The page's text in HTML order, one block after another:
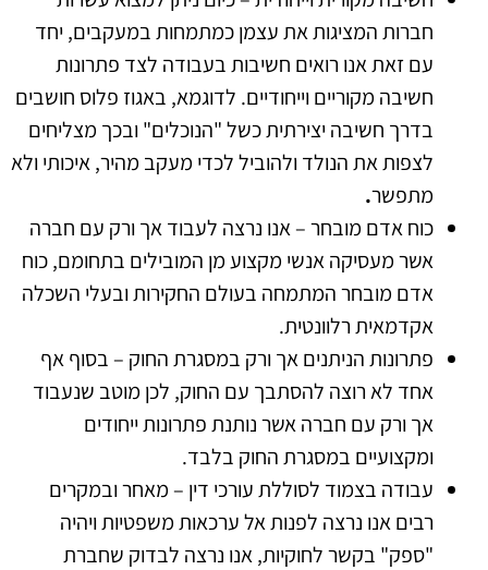
חברות המציגות את עצמן כמתמחות במעקבים, יחד
עם זאת אנו רואים חשיבות בעבודה לצד פתרונות
חשיבה מקוריים וייחודיים. לדוגמא, באגוז פלוס חושבים
בדרך חשיבה יצירתית כשל "הנוכלים" ובכך מצליחים
לצפות את הנולד ולהוביל לכדי מעקב מהיר, איכותי ולא
מתפשר.
כוח אדם מובחר – אנו נרצה לעבוד אך ורק עם חברה
אשר מעסיקה אנשי מקצוע מן המובילים בתחומם, כוח
אדם מובחר המתמחה בעולם החקירות ובעלי השכלה
אקדמאית רלוונטית.
פתרונות הניתנים אך ורק במסגרת החוק – בסוף אף
אחד לא רוצה להסתבך עם החוק, לכן מוטב שנעבוד
אך ורק עם חברה אשר נותנת פתרונות ייחודים
ומקצועיים במסגרת החוק בלבד.
עבודה בצמוד לסוללת עורכי דין – מאחר ובמקרים
רבים אנו נרצה לפנות אל ערכאות משפטיות ויהיה
"ספק" בקשר לחוקיות, אנו נרצה לבדוק שחברת